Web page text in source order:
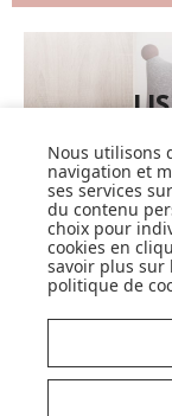
Nous utilisons
navigation et
ses services
du contenu
choix pour
cookies en
savoir plus sur
politique de